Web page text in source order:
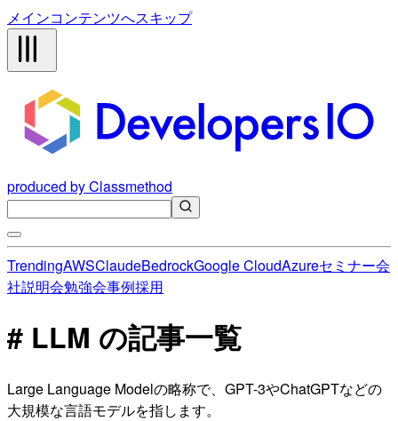
メインコンテンツへスキップ
produced by Classmethod
TrendingAWSClaudeBedrockGoogle CloudAzureセミナー会
社説明会勉強会事例採用
# LLM の記事一覧
Large Language Modelの略称で、GPT-3やChatGPTなどの
大規模な言語モデルを指します。